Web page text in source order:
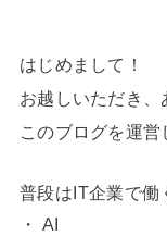
はじめまして！
お越しいただき、
このブログを運営
普段はIT企業で働
・ AI